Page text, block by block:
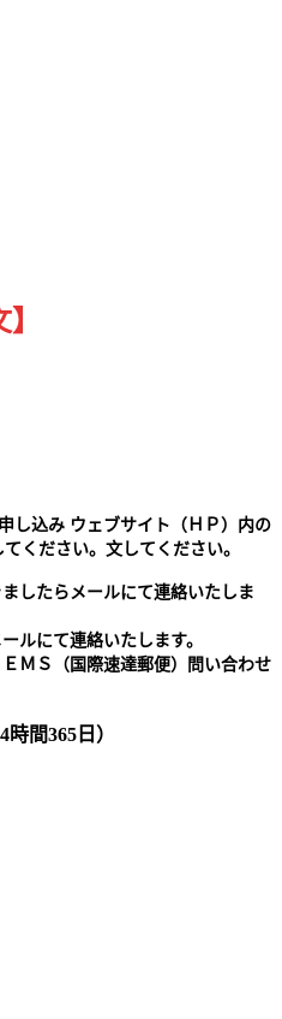
し込み ウェブサイト（ＨＰ）内の
ください。文してください。
したらメールにて連絡いたしま
ルにて連絡いたします。
ＭＳ（国際速達郵便）問い合わせ
間365日）